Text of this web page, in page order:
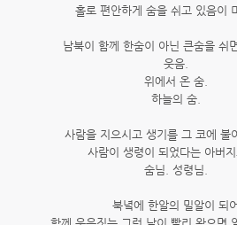
홀로 편안하게 숨을 쉬고 있음이
남북이 함께 한숨이 아닌 큰숨을 쉬
웃음.
위에서 온 숨.
하늘의 숨.
사람을 지으시고 생기를 그 코에 불
사람이 생령이 되었다는 아버
숨님. 성령님.
북녘에 한알의 밀알이 되